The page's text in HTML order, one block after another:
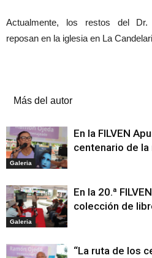
Actualmente, los restos del Dr.
reposan en la iglesia en La
Más del autor
Galeria
En la FILVEN
centenario de la
Galeria
En la 20.ª
colección de
“La ruta de los